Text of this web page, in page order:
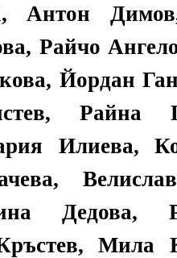
Антон
Райчо
Йордан
Райна
Илиева,
Дедова,
Мила